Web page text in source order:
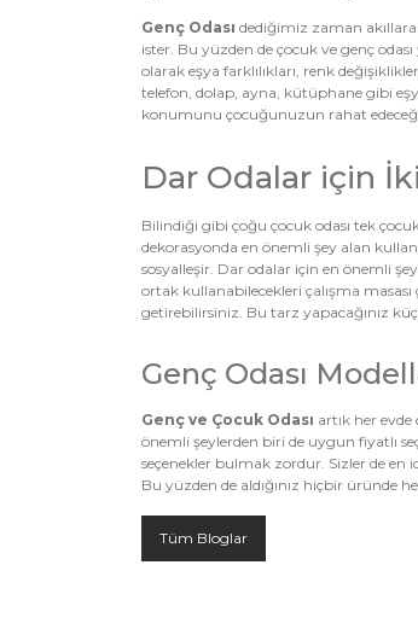
Genç Odası dediğimiz zaman
ister. Bu yüzden de çocuk ve genç
olarak eşya farklılıkları, renk
telefon, dolap, ayna, kütüphane gibi
konumunu çocuğunuzun rahat
Dar Odalar için
Bilindiği gibi çoğu çocuk odası tek
dekorasyonda en önemli şey alan
sosyalleşir. Dar odalar için en önemli
ortak kullanabilecekleri çalışma
getirebilirsiniz. Bu tarz yapacağınız
Genç Odası
Genç ve Çocuk Odası artık her
önemli şeylerden biri de uygun fiyatlı
seçenekler bulmak zordur. Sizler de en
Bu yüzden de aldığınız hiçbir üründe
Tüm Bloglar